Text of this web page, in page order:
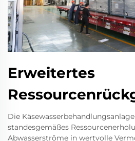
Erweitertes
Die
standesgemäßes
Abwasserströme in wertvolle